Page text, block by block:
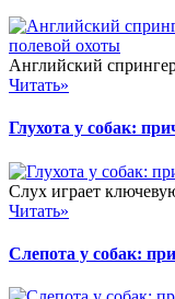
Английский
Читать»
Глухота у собак:
Слух играет
Читать»
Слепота у собак: